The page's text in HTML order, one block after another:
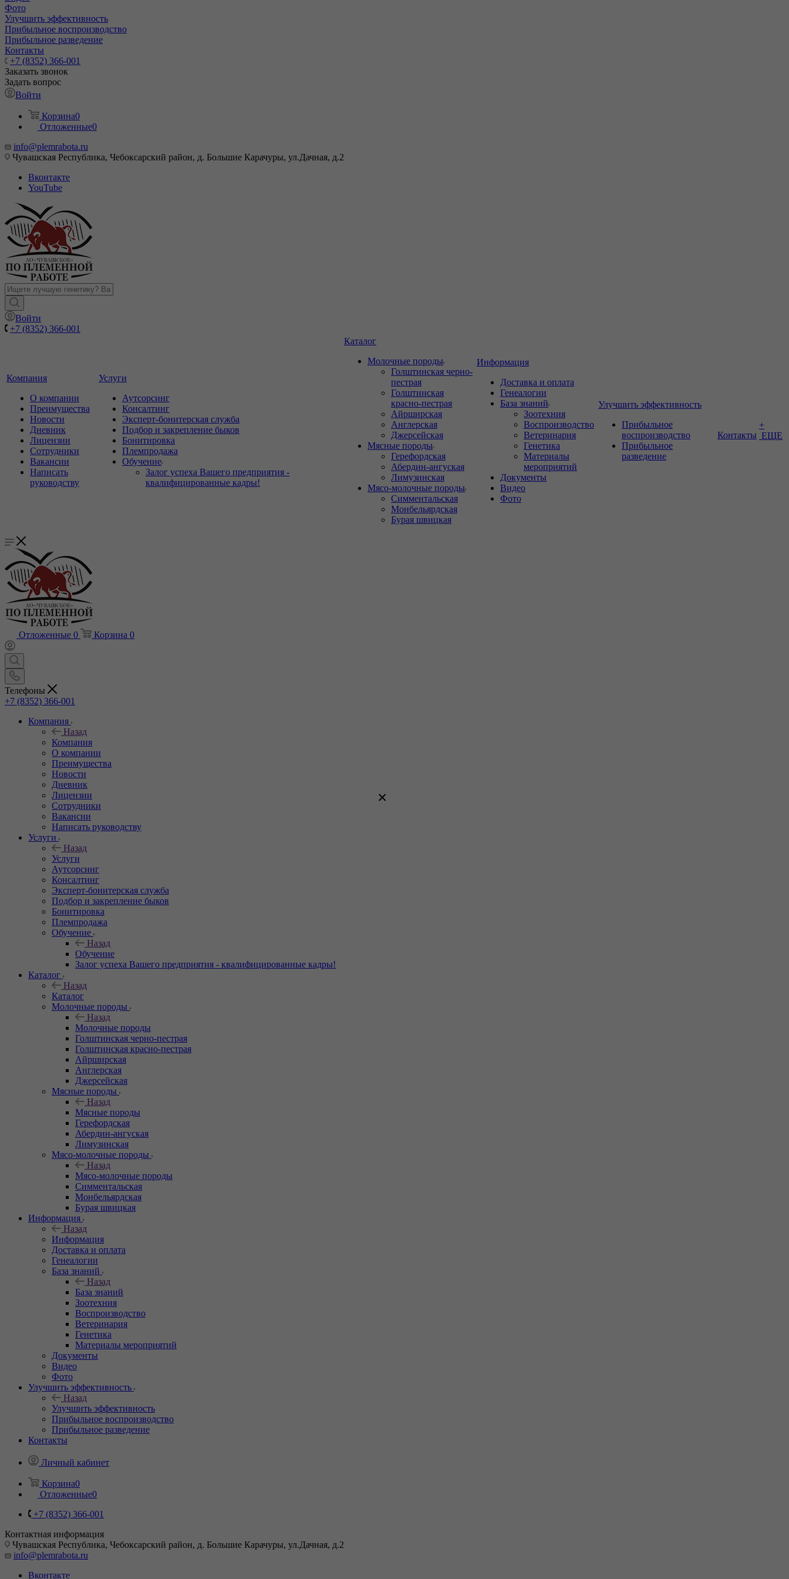
Фото
Улучшить эффективность
Прибыльное воспроизводство
Прибыльное разведение
Контакты
+7 (8352) 366-001
Заказать звонок
Задать вопрос
Войти
Корзина0
Отложенные0
info@plemrabota.ru
Чувашская Республика, Чебоксарский район, д. Большие Карачуры, ул.Дачная, д.2
Вконтакте
YouTube
Войти
+7 (8352) 366-001
Компания
О компании
Преимущества
Новости
Дневник
Лицензии
Сотрудники
Вакансии
Написать
руководству
Услуги
Аутсорсинг
Консалтинг
Эксперт-бонитерская служба
Подбор и закрепление быков
Бонитировка
Племпродажа
Обучение
Залог успеха Вашего предприятия -
квалифицированные кадры!
Каталог
Молочные породы
Голштинская черно-
пестрая
Голштинская
красно-пестрая
Айрширская
Англерская
Джерсейская
Мясные породы
Герефордская
Абердин-ангуская
Лимузинская
Мясо-молочные породы
Симментальская
Монбельярдская
Бурая швицкая
Информация
Доставка и оплата
Генеалогии
База знаний
Зоотехния
Воспроизводство
Ветеринария
Генетика
Материалы
мероприятий
Документы
Видео
Фото
Улучшить эффективность
Прибыльное
воспроизводство
Прибыльное
разведение
Контакты
+
ЕЩЕ
Отложенные 0 Корзина 0
Телефоны
+7 (8352) 366-001
Компания
Назад
Компания
О компании
Преимущества
Новости
Дневник
Лицензии
Сотрудники
Вакансии
Написать руководству
Услуги
Назад
Услуги
Аутсорсинг
Консалтинг
Эксперт-бонитерская служба
Подбор и закрепление быков
Бонитировка
Племпродажа
Обучение
Назад
Обучение
Залог успеха Вашего предприятия - квалифицированные кадры!
Каталог
Назад
Каталог
Молочные породы
Назад
Молочные породы
Голштинская черно-пестрая
Голштинская красно-пестрая
Айрширская
Англерская
Джерсейская
Мясные породы
Назад
Мясные породы
Герефордская
Абердин-ангуская
Лимузинская
Мясо-молочные породы
Назад
Мясо-молочные породы
Симментальская
Монбельярдская
Бурая швицкая
Информация
Назад
Информация
Доставка и оплата
Генеалогии
База знаний
Назад
База знаний
Зоотехния
Воспроизводство
Ветеринария
Генетика
Материалы мероприятий
Документы
Видео
Фото
Улучшить эффективность
Назад
Улучшить эффективность
Прибыльное воспроизводство
Прибыльное разведение
Контакты
Личный кабинет
Корзина0
Отложенные0
+7 (8352) 366-001
Контактная информация
Чувашская Республика, Чебоксарский район, д. Большие Карачуры, ул.Дачная, д.2
info@plemrabota.ru
Вконтакте
×